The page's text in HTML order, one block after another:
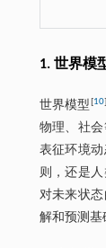
1. 世界模
世界模型 [10]
物理、社
表征环境
则，还是
对未来状
解和预测基